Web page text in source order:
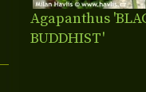
Agapanthus
BUDDHIST'